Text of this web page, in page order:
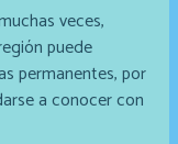
veces,
puede
permanentes, por
a conocer con